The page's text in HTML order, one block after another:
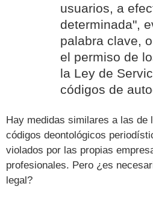
usuarios, a
determinada",
palabra clave,
el permiso de
la Ley de
códigos de
Hay medidas similares a las de
códigos deontológicos
violados por las propias
profesionales. Pero ¿es
legal?